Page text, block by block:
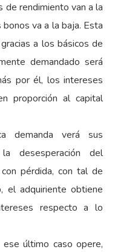
de rendimiento van a la
va a la baja. Esta
a los básicos de
demandado será
por él, los intereses
proporción al capital
demanda verá sus
desesperación del
pérdida, con tal de
el adquiriente obtiene
respecto a lo
último caso opere,